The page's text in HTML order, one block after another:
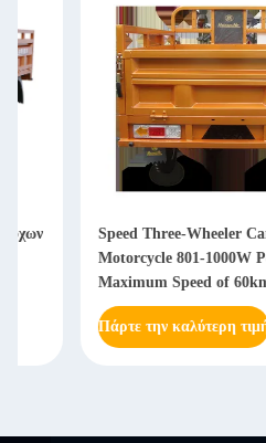
Speed Three-Wheeler Cargo
Motorcycle 801-1000W Power and
Maximum Speed of 60km for
Transport Needs
Πάρτε την καλύτερη τιμή